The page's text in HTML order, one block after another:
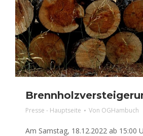
Presse - Hauptseite Von OGHambuch
Am Samstag, 18.12.2022 ab 15:00